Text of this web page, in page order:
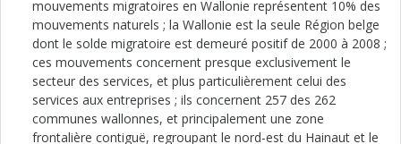
mouvements migratoires en Wallonie représentent 10% des
mouvements naturels ; la Wallonie est la seule Région belge
dont le solde migratoire est demeuré positif de 2000 à 2008 ;
ces mouvements concernent presque exclusivement le
secteur des services, et plus particulièrement celui des
services aux entreprises ; ils concernent 257 des 262
communes wallonnes, et principalement une zone
frontalière contiguë, regroupant le nord-est du Hainaut et le